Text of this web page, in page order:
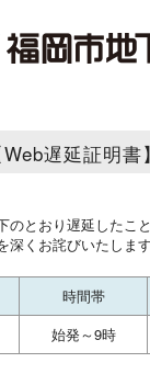
Web遅延証明書】
とおり遅延したこ
くお詫びいたします
時間帯
始発～9時